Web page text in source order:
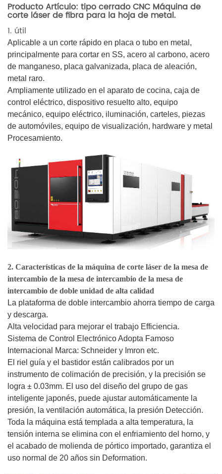
Producto Artículo: tipo cerrado CNC Máquina de
corte láser de fibra para la hoja de metal.
1. útil
Aplicable a un corte rápido en placa o tubo en metal,
principalmente para cortar en SS, acero al carbono, acero
de manganeso, placa galvanizada, placa de aleación,
metal raro.
Ampliamente utilizado en el aparato de cocina, caja de
control eléctrico, dispositivo resuelto alto, equipo
mecánico, equipo eléctrico, iluminación, carteles, piezas
de automóviles, equipo de visualización, hardware y metal
Procesamiento.
2. Características de la máquina de corte láser de la mesa de
intercambio de la mesa de intercambio de la mesa de
intercambio de doble unidad de alta calidad
La plataforma de doble intercambio ahorra tiempo de carga
y descarga.
Alta velocidad para mejorar el trabajo Efficiencia.
Sistema de Control Electrónico Adopta Famoso
Internacional Marca: Schneider y Imron etc.
El riel guía y el bastidor están calibrados por un
instrumento de colimación de precisión, y la precisión se
logra ± 0.03mm. El uso del diseño del grupo de gas
inteligente japonés, puede ajustar automáticamente la
presión, la ventilación automática, la presión Detección.
Toda la máquina está templada a alta temperatura, la
tensión interna se elimina con el enfriamiento del horno, y
el acabado de molienda de pórtico importado, garantiza el
uso normal de 20 años sin Deformation.